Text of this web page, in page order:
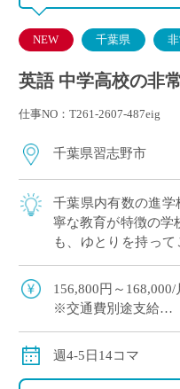
NEW 千葉県
英語 中学高校の非
仕事NO：T261-2607-487eig
千葉県習志野市
千葉県内有数の進
寧な教育が特徴の学
も、ゆとりを持って
156,800円～
※交通費別途支給
週4-5日14コマ